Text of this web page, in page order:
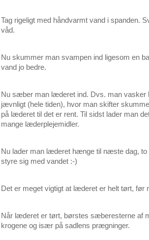
Tag rigeligt med håndvarmt vand i spanden.
våd.
Nu skummer man svampen ind ligesom en
vand jo bedre.
Nu sæber man læderet ind. Dvs. man
jævnligt (hele tiden), hvor man skifter
på læderet til det er rent. Til sidst lader man
mange læderplejemidler.
Nu lader man læderet hænge til næste dag,
styre sig med vandet :-)
Det er meget vigtigt at læderet er helt tørt, før
Når læderet er tørt, børstes sæberesterne af
krogene og især på sadlens prægninger.